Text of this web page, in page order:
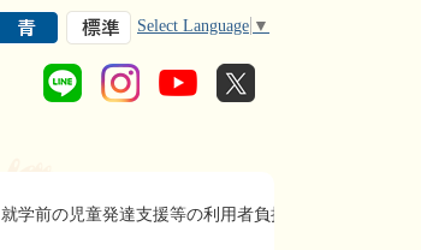
Select Language ▼
就学前の児童発達支援等の利用者負担無償化について